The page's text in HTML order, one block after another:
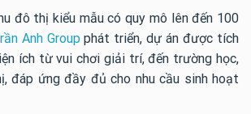
đô thị kiểu mẫu có quy mô lên đến 100
Anh Group phát triển, dự án được tích
ích từ vui chơi giải trí, đến trường học,
đáp ứng đầy đủ cho nhu cầu sinh hoạt